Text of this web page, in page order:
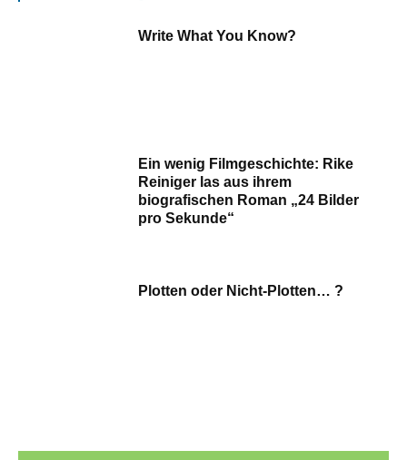
Write What You Know?
Ein wenig Filmgeschichte: Rike
Reiniger las aus ihrem
biografischen Roman „24 Bilder
pro Sekunde“
Plotten oder Nicht-Plotten… ?